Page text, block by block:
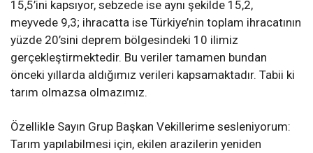
15,5’ini kapsıyor, sebzede ise aynı şekilde 15,2,
meyvede 9,3; ihracatta ise Türkiye’nin toplam ihracatının
yüzde 20’sini deprem bölgesindeki 10 ilimiz
gerçekleştirmektedir. Bu veriler tamamen bundan
önceki yıllarda aldığımız verileri kapsamaktadır. Tabii ki
tarım olmazsa olmazımız.
Özellikle Sayın Grup Başkan Vekillerime sesleniyorum:
Tarım yapılabilmesi için, ekilen arazilerin yeniden